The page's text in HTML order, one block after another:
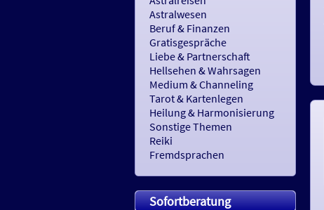
Astralwesen
Beruf & Finanzen
Gratisgespräche
Liebe & Partnerschaft
Hellsehen & Wahrsagen
Medium & Channeling
Tarot & Kartenlegen
Heilung & Harmonisierung
Sonstige Themen
Reiki
Fremdsprachen
Sofortberatung